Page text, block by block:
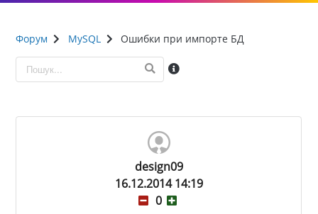
Форум MySQL Ошибки при импорте БД
design09
16.12.2014 14:19
0